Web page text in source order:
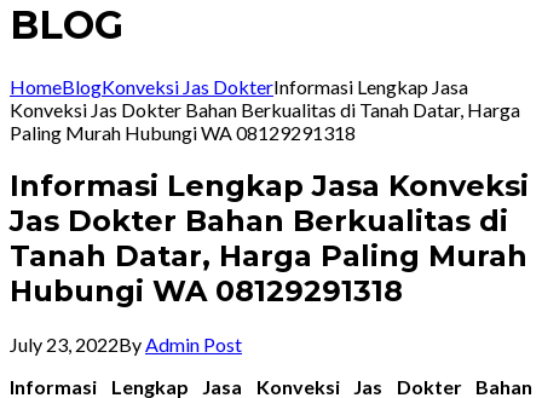
BLOG
HomeBlogKonveksi Jas DokterInformasi Lengkap Jasa
Konveksi Jas Dokter Bahan Berkualitas di Tanah Datar, Harga
Paling Murah Hubungi WA 08129291318
Informasi Lengkap Jasa Konveksi
Jas Dokter Bahan Berkualitas di
Tanah Datar, Harga Paling Murah
Hubungi WA 08129291318
July 23, 2022By Admin Post
Informasi Lengkap Jasa Konveksi Jas Dokter Bahan